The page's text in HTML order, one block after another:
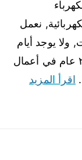
نعمل
يوجد أيام
عطل وإجازات, اتصل بأي وقت خبرة ٢٥ عام في أعمال
اقرأ المزيد